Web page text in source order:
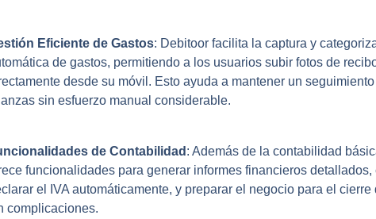
Eficiente de Gastos: Debitoor facilita la captura y
de gastos, permitiendo a los usuarios subir fotos de
desde su móvil. Esto ayuda a mantener un
sin esfuerzo manual considerable.
de Contabilidad : Además de la contabilidad
funcionalidades para generar informes financieros detallados,
el IVA automáticamente, y preparar el negocio para el cierre
complicaciones.